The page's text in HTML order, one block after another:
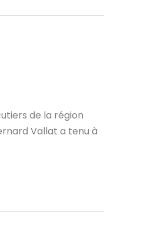
de la région
Vallat a tenu à